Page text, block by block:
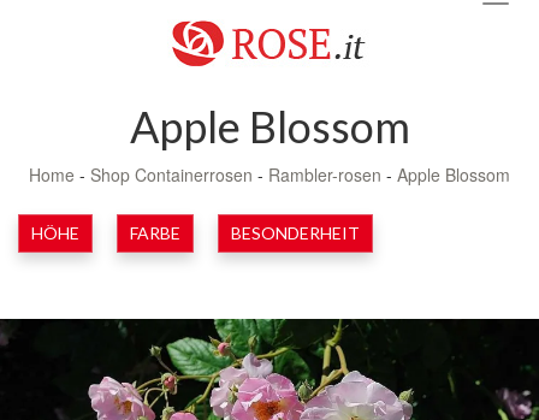
Apple Blossom
Home - Shop Containerrosen - Rambler-rosen - Apple Blossom
HÖHE FARBE BESONDERHEIT